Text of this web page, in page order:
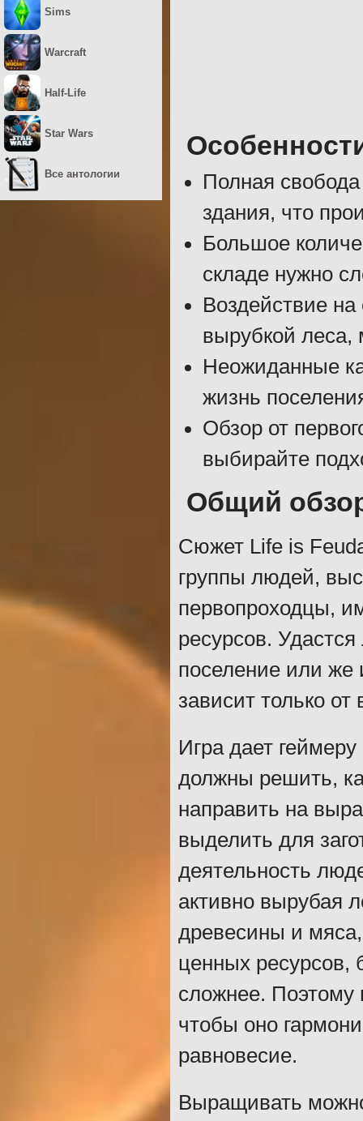
Полная
здания, что
Большое
складе нужно
Воздействие
вырубкой леса,
Неожиданные
жизнь
Обзор от
выбирайте
Общий
Сюжет Life is
группы людей,
первопроходцы,
ресурсов.
поселение или же
зависит только от
Игра дает
должны решить,
направить на
выделить для
деятельность
активно вырубая
древесины и мяса,
ценных ресурсов,
сложнее. Поэтому
чтобы оно
равновесие.
Выращивать
Sims
Warcraft
Half-Life
Star Wars
Все антологии